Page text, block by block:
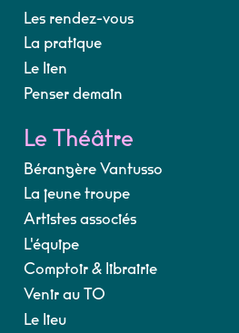
Les rendez-vous
La pratique
Le lien
Penser demain
Le Théâtre
Bérangère Vantusso
La jeune troupe
Artistes associés
L'équipe
Comptoir & librairie
Venir au TO
Le lieu